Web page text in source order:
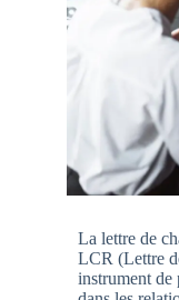
La lettre de
LCR (Lettre
instrument de